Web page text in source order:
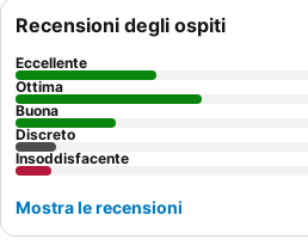
cordiale e disponibile
, e la qualità
colazione, inclusi i waffle per i
tranquilla, gli ospiti dovrebbero
camera con vista sul giardino.
Recensioni degli ospiti
Eccellente
Ottima
Buona
Discreto
Insoddisfacente
Mostra le recensioni